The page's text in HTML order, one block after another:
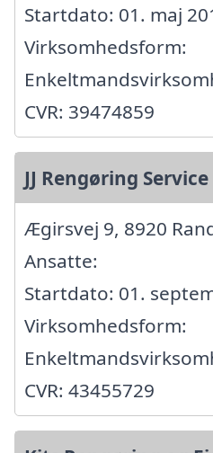
Startdato: 01. maj
Virksomhedsform:
CVR: 39474859
JJ Rengøring Service
Ægirsvej 9, 8920
Ansatte:
Startdato: 01.
Virksomhedsform:
CVR: 43455729